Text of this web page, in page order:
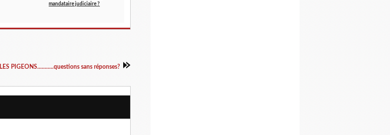
mandataire judiciaire ?
LES PIGEONS...........questions sans réponses?